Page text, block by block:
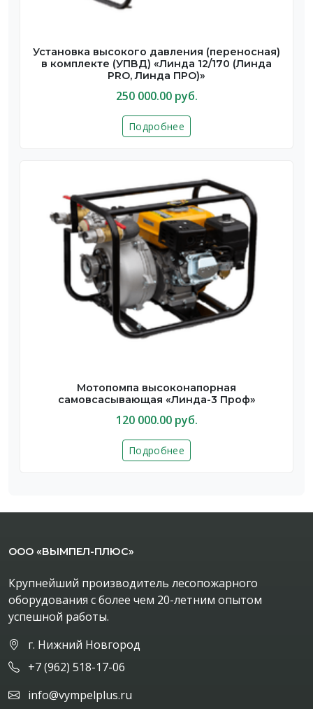
Установка высокого давления (переносная)
в комплекте (УПВД) «Линда 12/170 (Линда
PRO, Линда ПРО)»
250 000.00 руб.
Подробнее
Мотопомпа высоконапорная
самовсасывающая «Линда-3 Проф»
120 000.00 руб.
Подробнее
ООО «ВЫМПЕЛ-ПЛЮС»
Крупнейший производитель лесопожарного
оборудования с более чем 20-летним опытом
успешной работы.
г. Нижний Новгород
+7 (962) 518-17-06
info@vympelplus.ru